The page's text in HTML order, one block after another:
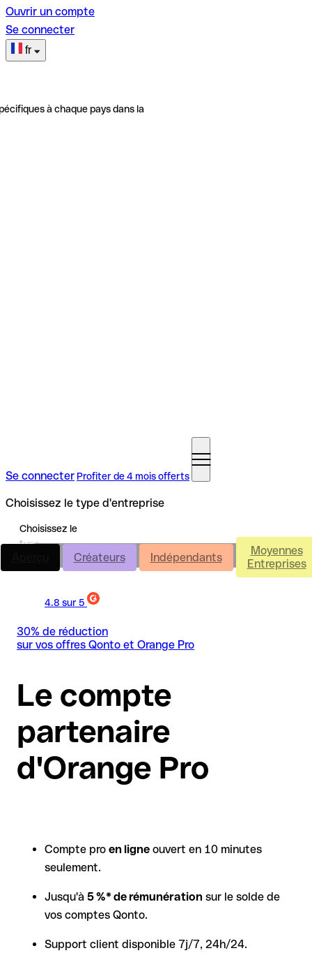
Ouvrir un compte
Se connecter
fr
à chaque pays dans la
Se connecter Profiter de 4 mois offerts
Choisissez le type d'entreprise
Choisissez le
type
Aperçu
Créateurs Indépendants
Moyennes
Entreprises
30% de réduction
sur vos offres Qonto et Orange Pro
Le compte
partenaire
d'Orange Pro
Compte pro en ligne ouvert en 10 minutes
seulement.
Jusqu'à 5 %* de rémunération sur le solde de
vos comptes Qonto.
Support client disponible 7j/7, 24h/24.